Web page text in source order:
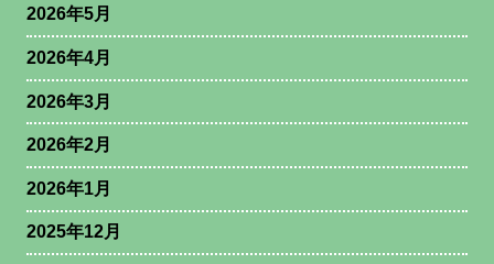
2026年5月
2026年4月
2026年3月
2026年2月
2026年1月
2025年12月